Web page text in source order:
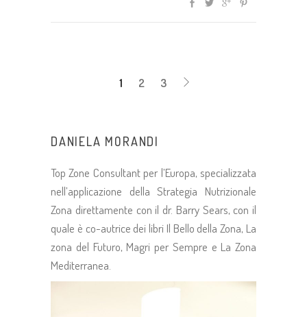
1 2 3
DANIELA MORANDI
Top Zone Consultant per l’Europa, specializzata
nell’applicazione della Strategia Nutrizionale
Zona direttamente con il dr. Barry Sears, con il
quale è co-autrice dei libri Il Bello della Zona, La
zona del Futuro, Magri per Sempre e La Zona
Mediterranea.